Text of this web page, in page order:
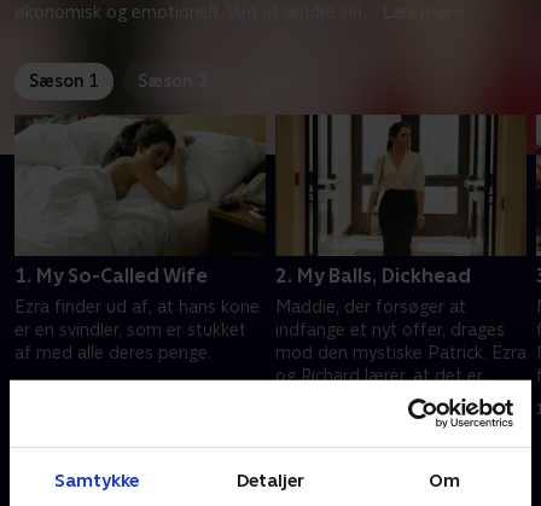
Samtykke Detaljer Om
økonomisk og emotionelt. Ved at ændre sin
Sæson 1 Sæson 2
1. My So-Called Wife
Ezra finder ud af, at hans kone
er en svindler, som er stukket
af med alle deres penge.
16. september 2025 • 43 min
2. My Balls, Dickhead
Maddie, der forsøger at
indfange et nyt offer, drages
mod den mystiske Patrick. Ezra
og Richard lærer, at det er
sværere at være svindler, end
16. september 2025 • 41 min
Andre så også